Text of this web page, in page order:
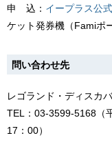
申 込： イープラス公
ケット発券機（Famiポ
問い合わせ先
レゴランド・ディスカ
TEL：03-3599-5168（
17：00）